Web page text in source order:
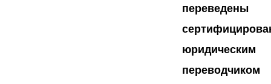
переведены
юридическим
переводчиком